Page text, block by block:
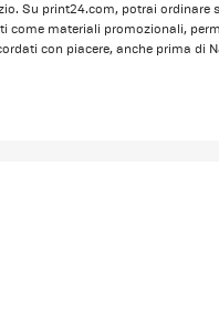
Su print24.com, potrai ordinare
materiali promozionali,
con piacere, anche prima di